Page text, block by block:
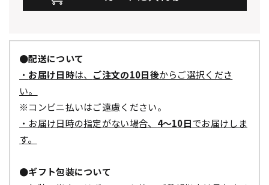
●配送について
・ お届け日時は、 ご注文の10日後からご選択くださ
い。
※コンビニ払いはご遠慮ください。
・お届け日時の指定がない場合、 4～10日でお届けしま
す。
●ギフト包装について